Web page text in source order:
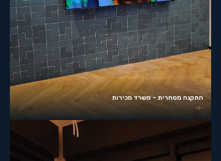
התקנה מסחרית – משרד מכירות
יפו